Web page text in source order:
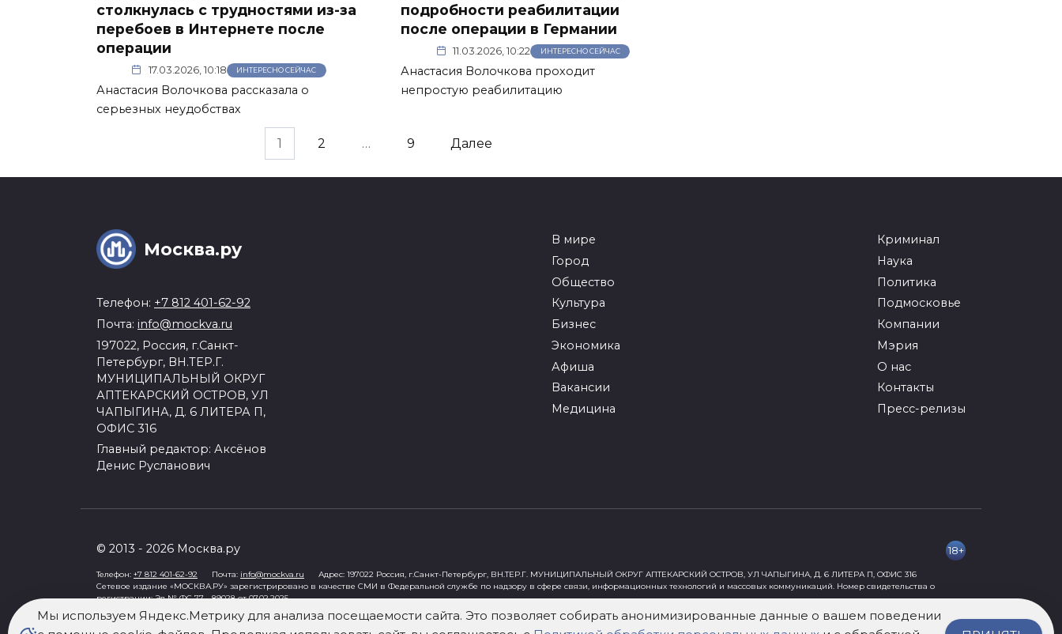
столкнулась с трудностями из-за
перебоев в Интернете после
операции
17.03.2026, 10:18 ИНТЕРЕСНО СЕЙЧАС
Анастасия Волочкова рассказала о
серьезных неудобствах
подробности реабилитации
после операции в Германии
11.03.2026, 10:22 ИНТЕРЕСНО СЕЙЧАС
Анастасия Волочкова проходит
непростую реабилитацию
1 2 … 9 Далее
Москва.ру
Телефон: +7 812 401-62-92
Почта: info@mockva.ru
197022, Россия, г.Санкт-
Петербург, ВН.ТЕР.Г.
МУНИЦИПАЛЬНЫЙ ОКРУГ
АПТЕКАРСКИЙ ОСТРОВ, УЛ
ЧАПЫГИНА, Д. 6 ЛИТЕРА П,
ОФИС 316
Главный редактор: Аксёнов
Денис Русланович
В мире
Город
Общество
Культура
Бизнес
Экономика
Афиша
Вакансии
Медицина
Криминал
Наука
Политика
Подмосковье
Компании
Мэрия
О нас
Контакты
Пресс-релизы
© 2013 - 2026 Москва.ру 18+
Телефон: +7 812 401-62-92 Почта: info@mockva.ru Адрес: 197022 Россия, г.Санкт-Петербург, ВН.ТЕР.Г. МУНИЦИПАЛЬНЫЙ ОКРУГ АПТЕКАРСКИЙ ОСТРОВ, УЛ ЧАПЫГИНА, Д. 6 ЛИТЕРА П, ОФИС 316
Сетевое издание «МОСКВА.РУ» зарегистрировано в качестве СМИ в Федеральной службе по надзору в сфере связи, информационных технологий и массовых коммуникаций. Номер свидетельства о
регистрации: Эл № ФС 77 - 89028 от 07.02.2025
Учредитель: Общество с ограниченной ответственностью "Рост"
Генеральный директор: Третьяков Олег Александрович
Мы используем Яндекс.Метрику для анализа посещаемости сайта. Это позволяет собирать анонимизированные данные о вашем поведении